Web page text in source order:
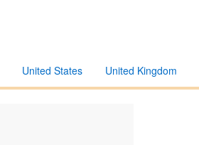
United Kingdom
United States